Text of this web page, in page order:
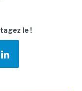
le !